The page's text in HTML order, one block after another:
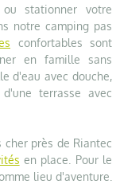
stationner votre
notre camping pas
confortables sont
en famille sans
d'eau avec douche,
terrasse avec
cher près de Riantec
en place. Pour le
lieu d'aventure.